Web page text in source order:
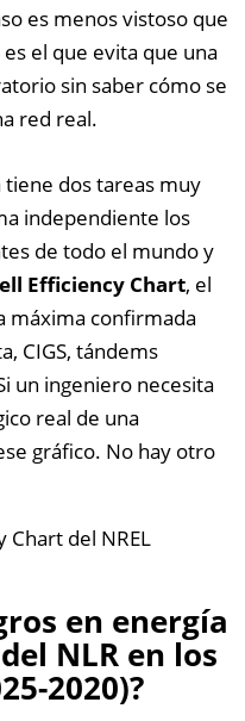
es menos vistoso que
el que evita que una
sin saber cómo se
red real.
tiene dos tareas muy
independiente los
de todo el mundo y
Efficiency Chart, el
máxima confirmada
CIGS, tándems
un ingeniero necesita
real de una
gráfico. No hay otro
en energía
NLR en los
2020)?